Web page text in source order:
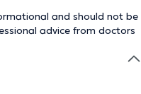
and should not be
advice from doctors